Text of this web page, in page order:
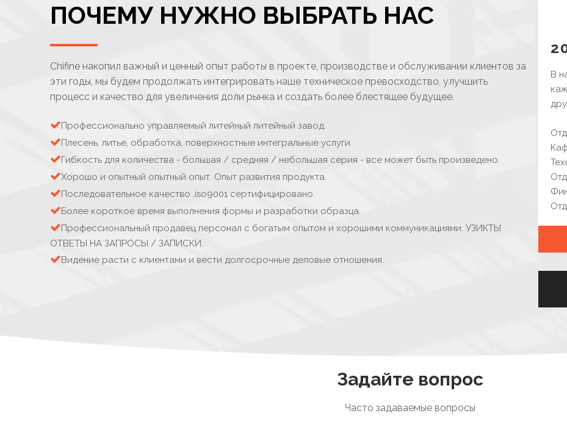
ПОЧЕМУ НУЖНО ВЫБРАТЬ НАС
Chifine накопил важный и ценный опыт работы в проекте, производстве и обслуживании клиентов за
эти годы, мы будем продолжать интегрировать наше техническое превосходство, улучшить
процесс и качество для увеличения доли рынка и создать более блестящее будущее.
Профессионально управляемый литейный литейный завод.
Плесень, литье, обработка, поверхностные интегральные услуги
Гибкость для количества - большая / средняя / небольшая серия - все может быть произведено.
Хорошо и опытный опытный опыт. Опыт развития продукта.
Последовательное качество .iso9001 сертифицировано
Более короткое время выполнения формы и разработки образца.
Профессиональный продавец персонал с богатым опытом и хорошими коммуникациями. УЗИКТЫ
ОТВЕТЫ НА ЗАПРОСЫ / ЗАПИСКИ.
Видение расти с клиентами и вести долгосрочные деловые отношения.
В
Задайте вопрос
Часто задаваемые вопросы